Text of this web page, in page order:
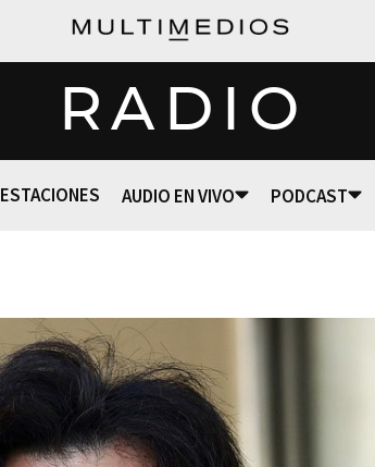
RADIO
ESTACIONES AUDIO EN VIVO PODCAST